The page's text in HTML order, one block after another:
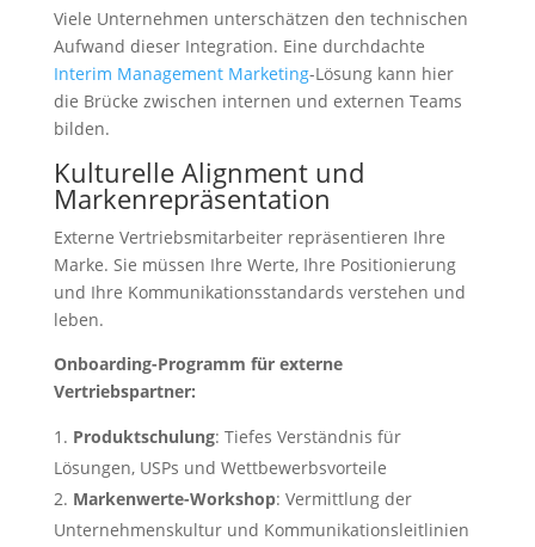
Viele Unternehmen unterschätzen den technischen
Aufwand dieser Integration. Eine durchdachte
Interim Management Marketing-Lösung kann hier
die Brücke zwischen internen und externen Teams
bilden.
Kulturelle Alignment und
Markenrepräsentation
Externe Vertriebsmitarbeiter repräsentieren Ihre
Marke. Sie müssen Ihre Werte, Ihre Positionierung
und Ihre Kommunikationsstandards verstehen und
leben.
Onboarding-Programm für externe
Vertriebspartner:
Produktschulung: Tiefes Verständnis für
Lösungen, USPs und Wettbewerbsvorteile
Markenwerte-Workshop: Vermittlung der
Unternehmenskultur und Kommunikationsleitlinien